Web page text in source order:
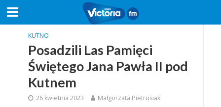
KUTNO
Posadzili Las Pamięci
Świętego Jana Pawła II pod
Kutnem
26 kwietnia 2023 Małgorzata Pietrusiak